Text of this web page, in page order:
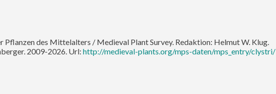
des Mittelalters / Medieval Plant Survey. Redaktion: Helmut W. Klug.
2009-2026. Url: http://medieval-plants.org/mps-daten/mps_entry/clystri/